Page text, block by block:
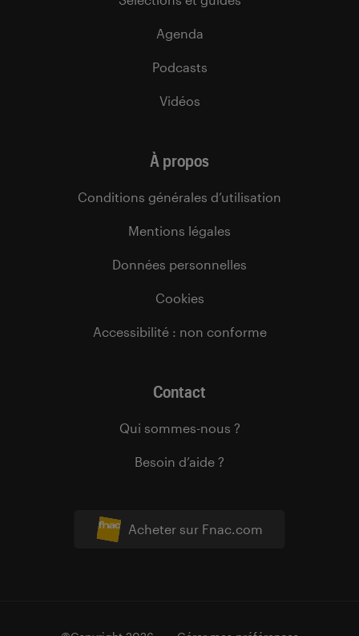
Acheter sur Fnac.com
Agenda
Podcasts
Vidéos
À propos
Conditions générales d’utilisation
Mentions légales
Données personnelles
Cookies
Accessibilité : non conforme
Contact
Qui sommes-nous ?
Besoin d’aide ?